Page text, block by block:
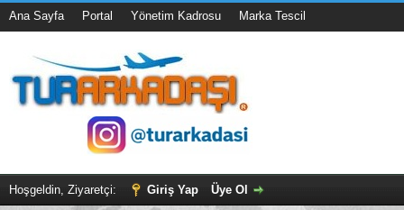
Ana Sayfa Portal Yönetim Kadrosu Marka Tescil
Hoşgeldin, Ziyaretçi: Giriş Yap Üye Ol